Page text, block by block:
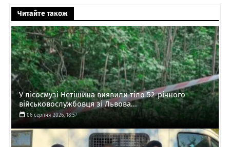
Читайте також
У лісосмузі Нетішина виявили тіло 52-річного
військовослужбовця зі Львова...
06 серпня 2026, 18:57